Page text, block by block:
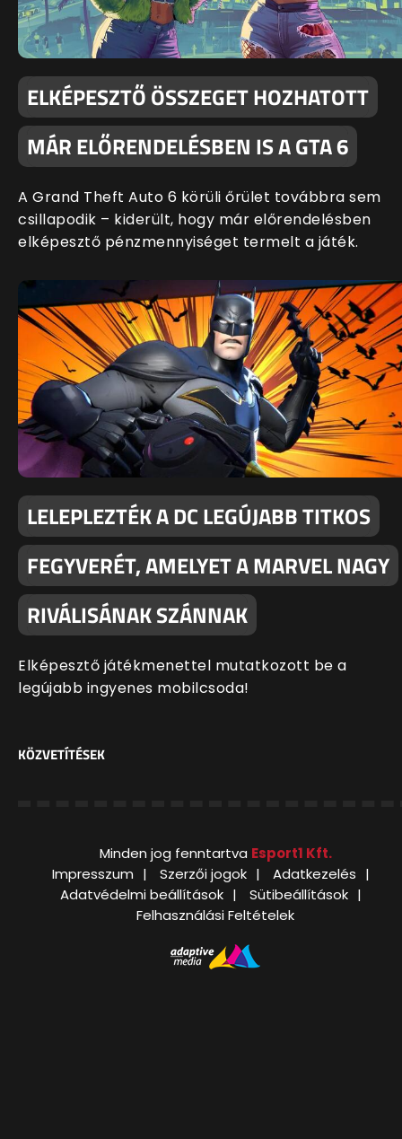
ELKÉPESZTŐ ÖSSZEGET HOZHATOTT
MÁR ELŐRENDELÉSBEN IS A GTA 6
A Grand Theft Auto 6 körüli őrület továbbra sem
csillapodik – kiderült, hogy már előrendelésben
elképesztő pénzmennyiséget termelt a játék.
LELEPLEZTÉK A DC LEGÚJABB TITKOS
FEGYVERÉT, AMELYET A MARVEL NAGY
RIVÁLISÁNAK SZÁNNAK
Elképesztő játékmenettel mutatkozott be a
legújabb ingyenes mobilcsoda!
KÖZVETÍTÉSEK
Minden jog fenntartva Esport1 Kft.
Impresszum
Szerzői jogok
Adatkezelés
Adatvédelmi beállítások
Sütibeállítások
Felhasználási Feltételek